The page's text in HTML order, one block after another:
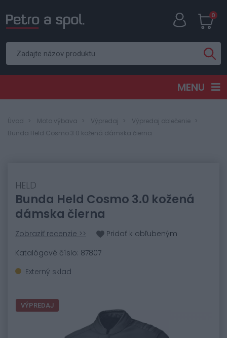
0
MENU
Úvod Moto výbava Výpredaj
Výpredaj oblečenie
Bunda Held Cosmo 3.0 kožená dámska čierna
HELD
Bunda Held Cosmo 3.0 kožená
dámska čierna
Zobraziť recenzie >>
Pridať k obľubeným
Katalógové číslo: 87807
Externý sklad
VÝPREDAJ